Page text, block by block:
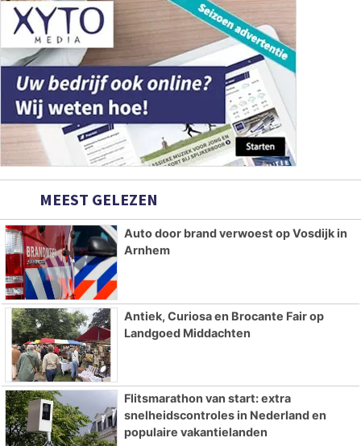
MEEST GELEZEN
Auto door brand verwoest op Vosdijk in
Arnhem
Antiek, Curiosa en Brocante Fair op
Landgoed Middachten
Flitsmarathon van start: extra
snelheidscontroles in Nederland en
populaire vakantielanden